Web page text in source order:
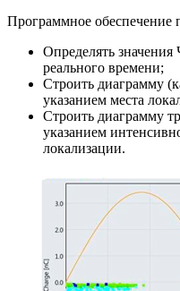
Программное обеспечение
Определять
реального времени;
Строить диаграмму
указанием места
Строить диаграмму
указанием
локализации.